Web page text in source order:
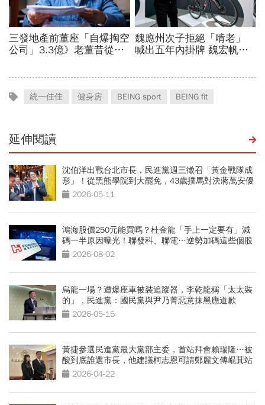
統一佳佳 健身房 BEING sport BEING fit
延伸閱讀
沈伯洋出戰台北市長，民進黨週三徵召「黃金戰隊成
形」！從黑熊學院到大罷免，43歲撲馬對決蔣萬安優
勢曝光
2026-05-11
鴻海股價250元能買嗎？杜金龍「手上一定要有」減
碼一半原因曝光！聯發科、聯電…逆勢加碼這些個股
2026-08-02
烏龍一場？遭爆座車被裝追蹤器，李乾龍稱「太太裝
的」，民進黨：國民黨與尹乃菁惡意抹黑應道歉
2026-05-15
黃捷參選民進黨最大黨部主委，首站拜會賴瑞隆…被
酸到底誰選市長，他建議柯志恩可請鄭麗文傅崐萁站
台 2026-04-22